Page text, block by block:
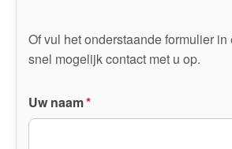
Of vul het onderstaande formulier
snel mogelijk contact met u op.
Uw naam*